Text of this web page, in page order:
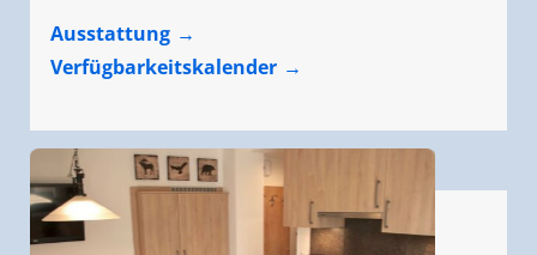
Ausstattung
Verfügbarkeitskalender